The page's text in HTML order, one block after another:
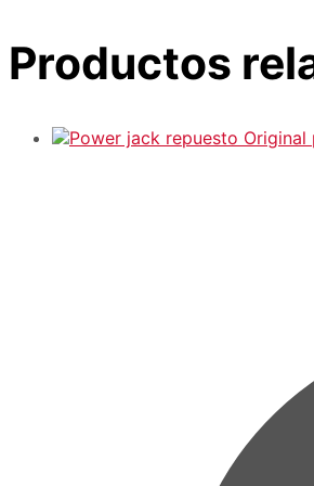
Productos